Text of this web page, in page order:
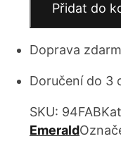
Přidat do
Doprava
Doručení do 3
SKU: 94FAB
Emerald